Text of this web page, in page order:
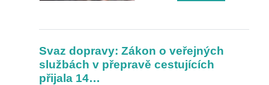
Svaz dopravy: Zákon o veřejných
službách v přepravě cestujících
přijala 14…